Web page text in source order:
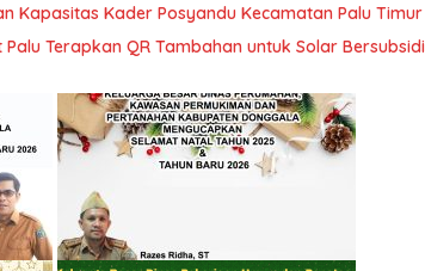
Kapasitas Kader Posyandu Kecamatan Palu Timur
Terapkan QR Tambahan untuk Solar Bersubsidi